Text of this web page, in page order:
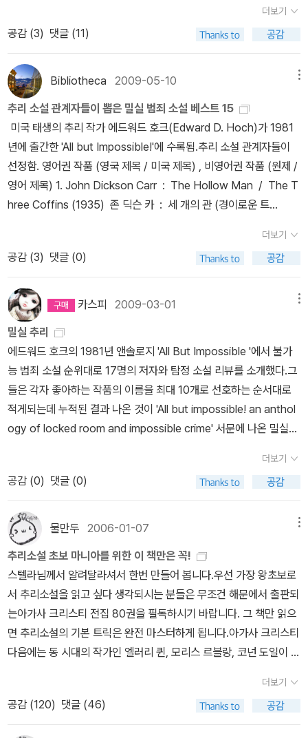
번역된 책
들동서추리문고1977년
이집트 십자가,차이나 오렌지,네덜란두 구두
의 비밀-3권자유추리문고1983년로마모자의 비밀-1권시그마북스1
995년로마모자,프랑스파우더,네덜란드구두,그리스관,이집트십자
가,중국오렌지의 비밀-6권
밀-2권동서DMB2003년로마모자,네덜란드구두,그리스관,이집트십
자가,중국오렌지의 비밀-5권시그마 북스 해문Q 미스터리 동서 D
MB
위표에서 보시다시피 총 9권의 국명시리즈중 그간 국내에
선 6권만 번역 출간되었고 미국총,샴 쌍둥이,스페인 곶의 비밀은 번
역되지 않았습니다.저 역시도 이번에는 다 나올까 싶어 동서,자유,시
그마북스,해문Q에서 간행된 모든 앨러리 퀸을 구매했지만 결국 다 모
그래 포기하고 있었는데 갑자기 올해 검은 숲이
더군요.그래 검은 숲이 어떤데가 보았더니 시공사의 임프린트라고 하
더군요.시공사야 예전에 시그마 북스로 앨러리 퀸 선집을 간행하고
그중에 국명 시리즈가 6권이나 있었으니 최소한 기존의 작품은 나오
겠지만 과연 나머지 3권이 나올까 의아심이 있어서-ㅎㅎ 그간 한두번
속은 것이 아니라서요-,다 나와야 나오는 것이지 하고 생각했는데 웬
걸 무슨 뚝심을 발휘해서인지 국명 시리즈 9권을 다 번역했습니다.ㅎ
ㅎ 만쉐이~~~
검은숲에서 나온 앨리리 퀸 국명시리즈는 저자의 모
습을 겉 표지에 내세운 그간 국내에선 볼수 없었던 특이한 디자인데
양장본이어서 소장가치도 충분하다고 볼수 있습니다.
하지만 저처럼
면 3권만 구매해야 될지 아니면 9권 다 구매해야 할지 참 난감할 따
름이죠.생각같에서야 9권을 일시불로 지불하고 구매하면 좋겠지만
경제적 사정과 책 보관할데가 마땅치 않으니…ㅜ.ㅜ뭐 일단 처음 번역
된 미국총,샴 쌍둥이,스페인 곶의 비밀을 구매해야 겠지요^^
에서 이번에 국명시리즈를 전부 번역했으니 좀더 힘을 발휘해서 앨러
리 퀸의 전작을 모두 번역해 주길 희망해 봅니다.시공사보다 적은 해
문에서도 크리스티 전작품 80권을 다 번역했는데 시공사도 이번에
한번 일을 냈으면 좋겠네용^^by caspi
밀,네덜란드 구두의 비밀,그리스 관의 비밀 이집트 십자가의 비밀,중
국 오렌지의 비밀-6권 2천대 동서 DMB: 로마 모자의 비밀, 네덜란
가의 비밀-5권 보시다시피 앨러리 퀸의 국명 시리즈중 3권 미국 총
미스터리,샴 쌍둥이 미스터리,스페인 곶 미스터리는 이상하게 번역된
바 없습니다.그중 샴 쌍둥이 미스터리는 80년대 중학생 잡지에 축약
되서 번역된바 있습니다.본격 추리 소설의 대표자중 한 사람인 앨러
리 퀸의 국명시리지가 2011년 현재까지 다 번역되지 못한 것은 국내
추리 시장의 협소함을 잘 반영하는 증거지요. 물론 현재 국내의 추리
소설 시장 여건상 외국 작가의 전 작품이 다 번역되는 것은 불가능합
니다.현재까지 작가의 추리 소설이 전부 번역된 것은 코난 도일의 셜
운 신부 시리즈,아가사 크리스티의 추리 소설이 전부가 아닌가 싶습
니다. 셜록 홈즈나 브라운 신부등은 단편소설이기에 번역이 다 되었
다 쳐도 뤼팽은 전작이 20권 정도여서(물론 뤼팽도 그 명성에 비해
전작이 번역된 것은 21세기 들어서 입니다),출판사가 어느 정도 적자
를 감안하고 출판한 것이겠지만 아가사 크리스티 전작 80권을 해문
이 모두 출판한 것은 아가사 크리스티가 아무리 국내에서 인기가 많
았어도 매우 유례가 없는 일이지요.그러면에서 열린 책들이 메그레
시리즈 전작 출간도 대단한 사건이라고 할 수 있습니다. 물론 검은 숲
측(앨러리 퀸 기획은 추리 소설 홈 페이지로 유명한 데카님이 기획하
셨다나봐요)에선 이미 앨러리 퀸의 국명 시리즈를 6권 번역한바 있기
에 나머지 3권만 번역하면 되기에 기획 및 출간에 큰 부담이 없겠지
만 추리 소설 애독자의 입장에선 출판사의 공수표에 여러 번 당한 적
출간 안될수도 있다는 우려가 있는 것이 사실입니다. 가장 비근한 예
로 앨러리 퀸 미국 추리 소설사에서 쌍벽을 이루는 S.S 밴다인을 들
수 있습니다.밴다인의 경우 추리 소설이 통틀어서 12권에 불과한데
국내에서 지난 수십년간 이 12권의 작품조자 제대로 번역된바 없지
요. 벤슨 살인 사건(1926) 카나리아 살인 사건(1927) 그린 살인 사
건(1928) 주교 살인 사건(1929) 스카라베(딱정벌레) 살인 사건(19
30) 케닐 살인 사건(1933) 드래곤 살인 사건(1934) 카지노 살인 사
건(1934) 가든 살인 사건(1935) 유괴 살인 사건(1936) 그레이시
앨런 살인 사건(1938) 겨울 살인 사건(1939) 그간 출간된 밴다인의
그린 살인사건,승정 살인 사건-2권 80년대 자유 추리문고: 벤슨 살인
사건,카나리아 살인사건,딱정벌레 살인사건,케닐 살인사건,가든 살인
사건-5권 2천년대 동서 DMB: 벤슨 살인사건,카나리아 살인사건, 그
닌 선집이라도 출판하는 것은 정말 보기 힘든 일이기 때문입니다.따
라서 해문에서 아가사 크리스티 전집 80권이 나온 것은 정말 우리 출
판계에서 기적 같은 일이라 아니할 수 없습니다. 추리 소설을 읽다보
면 이 작가의 책은 전집이 아니더라도 이 시리즈만은 꼭 다 출판했으
면 좋겠는데(꼭 한 출판사만이 아니더라도 말이죠) 생각하게 만드는
책들이 있는데 이상하게 출판이 안되는 경우가 있습니다.한번 살펴볼
까요. 1.앨러리 퀸의 “국명시리즈” S.S반다인의 파일로 번스 시리즈
에 자극을 받아 두 사촌 형제가 쓴 앨러리 퀸의 국명 시리즈는 본격 추
리의 향기를 맡을 수 있는 걸작으로 소설속에 있는 독자에의 도전은
작가의 치기어린 자부심이 느낄수 있는 부분이죠. 이 국명 시리즈는
모두 9권인데 국내에서는 6권만 소개되어 있어 안타까움을 감출수가
없는데 앨러리 퀸의 국명시리즈는 70년대 동서 추리에서 맨 처음 소
개되었고 자유추리,시공사,해문등에서 차례로 몇권씩 소개된바 있지
다. 로마 모자의 비밀(1929) – 자유추리(최초 번역),시공사,동서DM
B 프랑스 분의 비밀(1930) – 시공사(최초번역), 동서DMB 네덜란
드 구두의 비밀(1931) –동서추리(최초 번역), 시공사,동서DMB 그
리스관의 비밀(1932) - 시공사(최초번역),해문Q,동서DMB 이집트
십자가의 비밀(1933) - 동서추리(최초 번역), 시공사,동서DMB 아
메리카 권총의 비밀(1933) – 미 번역 태국 쌍동이의 비밀(1933) –
미 번역,80년대 중학생이란 잡지에서 축약된바 있음 중국 오렌지의
비밀(1934) - 동서추리(최초 번역), 시공사,동서DMB 스페인 곳의
여러 출판사에서 발행되었는데 이상하게도 아메리카 권총의 비밀, 태
국 쌍동이의 비밀, 스페인 곳의 비밀의 비밀은 어느 출판사에서도 출
판되지 않았습니다. 동서 추리에서 70년대에 3권(네덜란드,차이나,
이집트)이 나온후 80년대 자유추리에서 1권(로마), 90년대 시공사
에서 6권(로마,프랑스,네덜란드,그리스,이집트,중국),해문에서 1권
(그리스),이천년대 동서 DMB에서 다시 6권(,프랑스,네덜란드,그리
스,이집트,중국)이 시차를 두고 나오지만 아쉽게도 항상 위 3권은 번
역되질 않더군요. 이유가 뭔가 무척 궁금해 지더군요.번역된 6권에
비해 작품의 질이 형편없이 낮아서 그랬을까요? 인터넷 어디에도 그
에 대한 답변은 없더군요. 동서 DMB에는 미 번역된 3권이 출간될 예
정(책 커버에는 300권까지 출간될 예정이지요) 으로 되어있지만 현
재 동서DMB사정으론 과연 번역되어 나올지 장담할 수 없습니다. 과
그지 없네요 by caspi
더보기
공감 (3) 댓글 (11)
Bibliotheca 2009-05-10
추리 소설 관계자들이 뽑은 밀실 범죄 소설 베스트 15
미국 태생의 추리 작가 에드워드 호크(Edward D. Hoch)가 1981
년에 출간한 'All but Impossible!'에 수록됨.추리 소설 관계자들이
선정함. 영어권 작품 (영국 제목 / 미국 제목) , 비영어권 작품 (원제 /
영어 제목) 1. John Dickson Carr : The Hollow Man / The T
hree Coffins (1935) 존 딕슨 카 : 세 개의 관 (경이로운 트
n Leroux : Le Mystère de la Chambre Jaune / The Myster
y of the Yellow Room (1907) 가스통 르루 : 노란 방의 비
밀 (빼어난 트릭과 지루한 글 솜씨의 만남) 4. John Dickson
Carr : The Crooked Hinge (1938) 존 딕슨 카 : 구부러진 경
첩 (너무나 유명한 트릭) 5. Carter Dickson : The Juda
s Window / The Crossbow Murder (1938) 존 딕슨 카 : 유
다의 창 6. Israel Zangwill : The Big Bow Mystery (18
92) 이스라엘 장윌 : 빅 보우 미스터리 ( 19세기에 발표된 가장 놀라
운 작품중 하나일듯 하다) 7. Clayton Rawson : Death fro
m a Top Hat (1938) 클레이튼 로슨 : 모자에서 튀어나온 죽음
8. Ellery Queen : The Chinese Orange Mystery (1934)
엘러리 퀸 : 중국 오렌지의 비밀 (시공사 시그마북스 시리즈로 봤으
나 현재는 절판) 9. Anthony Boucher : Nine Times
Peacock feather Murders (1937) 11. Ellery Queen: The Kin
g is Dead (1952) 엘러리 퀸 : 킹은 죽었다 (트릭은 기억 안 나지
만 시그마북스중에서 '트럼프'와 함께 별로였던 작품) 12. H
elen McCloy: Through a Glass Darkly (1950) 헬렌 매클로이
: 어두운 거울 속에 13. John Dickson Carr : He wo
uldn't Kill Patience (1944) 14. Randall Garrett : Too Many
Magicians (1967) 랜달 개릿 : 마술사가 너무 많다 15. Jo
hn Sladek : Invisible Green (1977)
더보기
공감 (3) 댓글 (0)
카스피 2009-03-01
밀실 추리
에드워드 호크의 1981년 앤솔로지 'All But Impossible '에서 불가
능 범죄 소설 순위대로 17명의 저자와 탐정 소설 리뷰를 소개했다.그
들은 각자 좋아하는 작품의 이름을 최대 10개로 선호하는 순서대로
적게되는데 누적된 결과 나온 것이 'All but impossible! an anthol
ogy of locked room and impossible crime' 서문에 나온 밀실
ke Talbot: Rim of the pit . 3. G. Leroux: Le mystère de la ch
ambre jaune 노란 방의 비밀 4. J. D. Carr: The crooked hinge
5. C. Dickson: The Judas window 6. I. Zangwill: The big Bo
w mystery 빅 보 미스터리 7. C. Rawson: Death from a top ha
t 모자에서 튀어나온 죽음 8. E. Queen: The Chinese orange my
stery 중국 오렌지의 비밀 9. H. H. Holmes: Nine times nine 10.
C. Dickson: The peacock feather murders 11. E. Queen: Th
e king is dead 킹은 죽었다. 12. H. McCloy: Through a glass 어
두운 거울 속에 13. C. Dickson: He wouldn't kill Patience 14.
R. Garrett: Too many magicians 마술사가 너무 많다. 15. J. Sla
dek: Invisible green by caspi
더보기
공감 (0) 댓글 (0)
물만두 2006-01-07
추리소설 초보 마니아를 위한 이 책만은 꼭!
스텔라님께서 알려달라셔서 한번 만들어 봅니다.우선 가장 왕초보로
서 추리소설을 읽고 싶다 생각되시는 분들은 무조건 해문에서 출판되
는아가사 크리스티 전집 80권을 필독하시기 바랍니다. 그 책만 읽으
면 추리소설의 기본 트릭은 완전 마스터하게 됩니다.아가사 크리스티
다음에는 동 시대의 작가인 엘러리 퀸, 모리스 르블랑, 코넌 도일이 되
해도 좋습니다.코넌 도일모리스 르블랑 엘러리 퀸 이 작가들의
책을 읽은 뒤에는 동서미스터리북스에 등장하는 새로운 작가의 작품
들과 새로운 작품들을 골라 읽으시면 됩니다.탐정으로 대표되는 레이
더보기
공감 (120) 댓글 (46)